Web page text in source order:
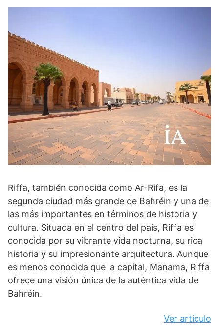
Riffa, también conocida como Ar-Rifa, es la
segunda ciudad más grande de Bahréin y una de
las más importantes en términos de historia y
cultura. Situada en el centro del país, Riffa es
conocida por su vibrante vida nocturna, su rica
historia y su impresionante arquitectura. Aunque
es menos conocida que la capital, Manama, Riffa
ofrece una visión única de la auténtica vida de
Bahréin.
Ver artículo